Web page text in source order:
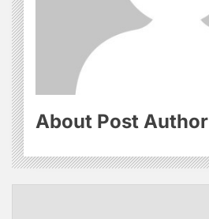
About Post Author